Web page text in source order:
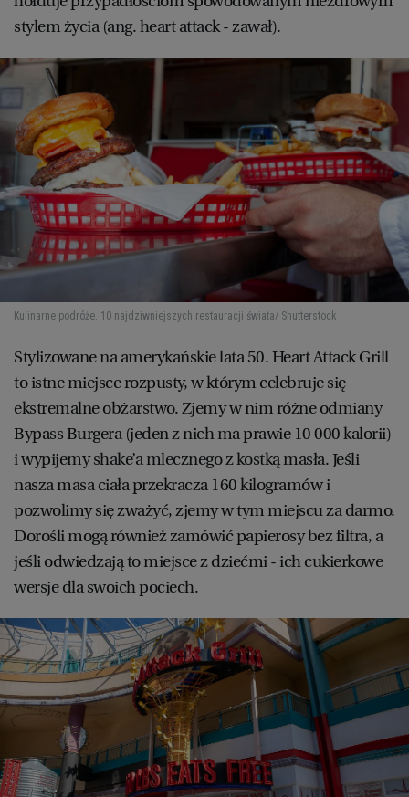
stylem życia (ang. heart attack - zawał).
Kulinarne podróże. 10 najdziwniejszych restauracji świata/ Shutterstock
Stylizowane na amerykańskie lata 50. Heart Attack Grill
to istne miejsce rozpusty, w którym celebruje się
ekstremalne obżarstwo. Zjemy w nim różne odmiany
Bypass Burgera (jeden z nich ma prawie 10 000 kalorii)
i wypijemy shake’a mlecznego z kostką masła. Jeśli
nasza masa ciała przekracza 160 kilogramów i
pozwolimy się zważyć, zjemy w tym miejscu za darmo.
Dorośli mogą również zamówić papierosy bez filtra, a
jeśli odwiedzają to miejsce z dziećmi - ich cukierkowe
wersje dla swoich pociech.